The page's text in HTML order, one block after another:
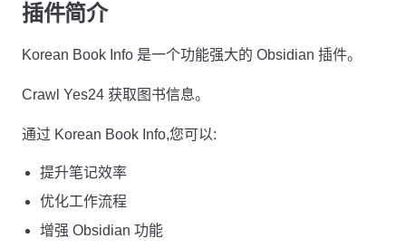
插件简介
Korean Book Info 是一个功能强大的 Obsidian 插件。
Crawl Yes24 获取图书信息。
通过 Korean Book Info,您可以:
提升笔记效率
优化工作流程
增强 Obsidian 功能